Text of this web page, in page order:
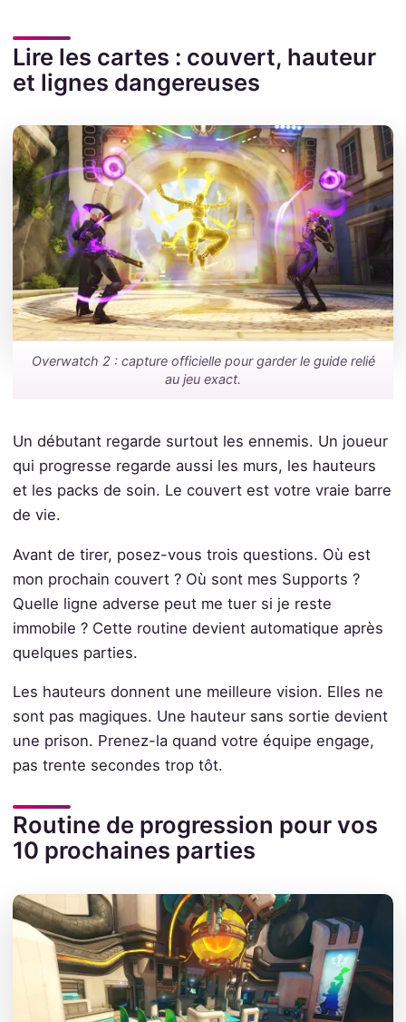
Lire les cartes : couvert, hauteur
et lignes dangereuses
Overwatch 2 : capture officielle pour garder le guide relié
au jeu exact.
Un débutant regarde surtout les ennemis. Un joueur
qui progresse regarde aussi les murs, les hauteurs
et les packs de soin. Le couvert est votre vraie barre
de vie.
Avant de tirer, posez-vous trois questions. Où est
mon prochain couvert ? Où sont mes Supports ?
Quelle ligne adverse peut me tuer si je reste
immobile ? Cette routine devient automatique après
quelques parties.
Les hauteurs donnent une meilleure vision. Elles ne
sont pas magiques. Une hauteur sans sortie devient
une prison. Prenez-la quand votre équipe engage,
pas trente secondes trop tôt.
Routine de progression pour vos
10 prochaines parties